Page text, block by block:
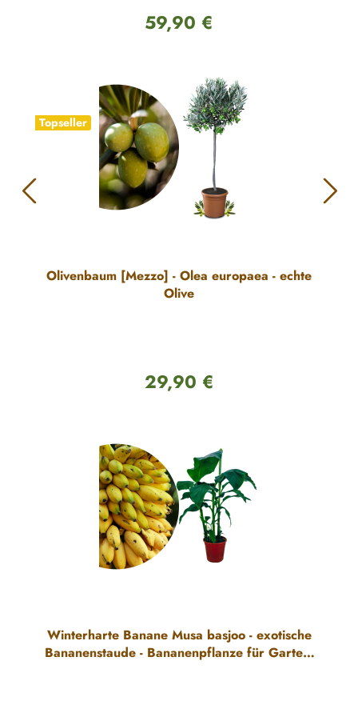
Regulärer Preis:
59,90 €
Topseller
Olivenbaum [Mezzo] - Olea europaea - echte
Olive
Regulärer Preis:
29,90 €
Winterharte Banane Musa basjoo - exotische
Bananenstaude - Bananenpflanze für Garten,